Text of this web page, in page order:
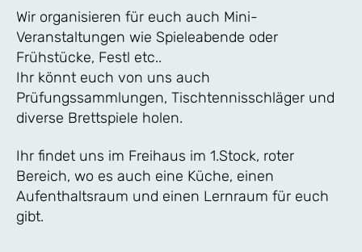
Wir organisieren für euch auch Mini-
Veranstaltungen wie Spieleabende oder
Frühstücke, Festl etc..
Ihr könnt euch von uns auch
Prüfungssammlungen, Tischtennisschläger und
diverse Brettspiele holen.
Ihr findet uns im Freihaus im 1.Stock, roter
Bereich, wo es auch eine Küche, einen
Aufenthaltsraum und einen Lernraum für euch
gibt.